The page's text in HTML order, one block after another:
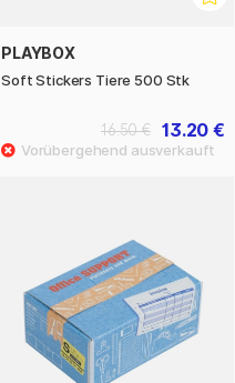
PLAYBOX
Soft Stickers Tiere 500 Stk
13.20 €
16.50 €